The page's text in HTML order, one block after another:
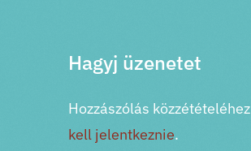
Hagyj üzenetet
Hozzászólás közzétételéhez
kell jelentkeznie.